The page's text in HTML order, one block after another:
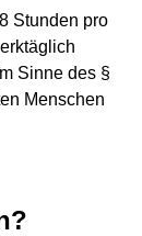
Stunden pro
Sinne des §
Menschen